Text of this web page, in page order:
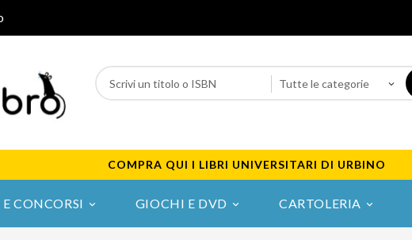
COMPRA QUI I LIBRI UNIVERSITARI DI URBINO

CONCORSI 
GIOCHI E DVD 
CARTOLERIA